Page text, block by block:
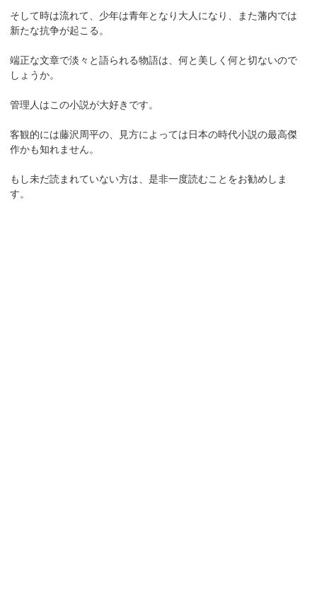
そして時は流れて、少年は青年となり大人になり、また藩内では
新たな抗争が起こる。
端正な文章で淡々と語られる物語は、何と美しく何と切ないので
しょうか。
管理人はこの小説が大好きです。
客観的には藤沢周平の、見方によっては日本の時代小説の最高傑
作かも知れません。
もし未だ読まれていない方は、是非一度読むことをお勧めしま
す。